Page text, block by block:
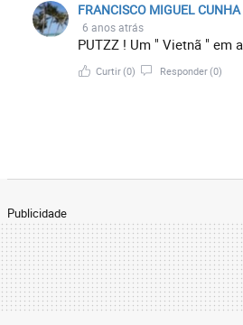
FRANCISCO MIGUEL CUNHA
6 anos atrás
PUTZZ ! Um " Vietnã " em
Curtir(0) Responder(0)
Publicidade